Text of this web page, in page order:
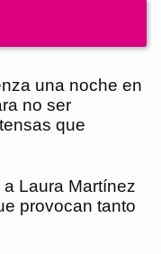
una noche en
no ser
que
Laura Martínez
provocan tanto